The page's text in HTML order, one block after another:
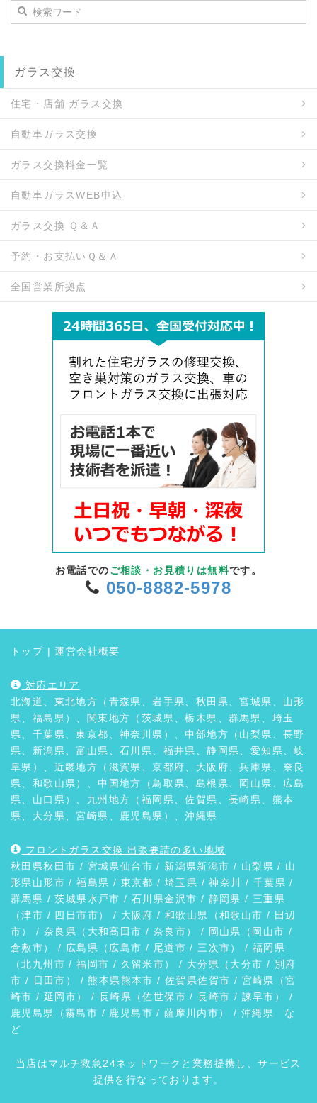
ガラス交換
住宅・店舗 ガラス交換
自動車ガラス交換
ガラス交換料金一覧
自動車ガラスWEB申込
ガラス交換 Ｑ＆Ａ
予約・お支払いＱ＆Ａ
全国営業所拠点
お電話での ご相談・お見積りは無料です。
050-8882-5978
トップ |運営会社概要
対応エリア
北海道、東北地方（青森県、岩手県、秋田県、宮城県、山形
県、福島県）、関東地方（茨城県、栃木県、群馬県、埼玉
県、千葉県、東京都、神奈川県）、中部地方（山梨県、長野
県、新潟県、富山県、石川県、福井県、静岡県、愛知県、岐
阜県）、近畿地方（滋賀県、京都府、大阪府、兵庫県、奈良
県、和歌山県）、中国地方（鳥取県、島根県、岡山県、広島
県、山口県）、九州地方（福岡県、佐賀県、長崎県、熊本
県、大分県、宮崎県、鹿児島県）、沖縄県
フロントガラス交換 出張要請の多い地域
秋田県秋田市 / 宮城県仙台市 / 新潟県新潟市 / 山梨県 / 山
形県 山形市 /福島県 / 東京都 / 埼玉県 / 神奈川 / 千葉県 /
群馬県 / 茨城県水戸市 / 石川県金沢市 / 静岡県 / 三重県
（津市 / 四日市市） / 大阪府 / 和歌山県（和歌山市 / 田辺
市） / 奈良県（ 大和高田市 / 奈良市） / 岡山県（ 岡山市 /
倉敷市） / 広島県（ 広島市 / 尾道市 / 三次市） / 福岡県
（北九州市 /福岡市 / 久留米市） / 大分県（ 大分市 / 別府
市 / 日田市 ） / 熊本県熊本市 / 佐賀県佐賀市 / 宮崎県（宮
崎市 /延岡市） / 長崎県（佐世保市 /長崎市 / 諫早市 ） /
鹿児島県（霧島市 / 鹿児島市 /薩摩川内市） / 沖縄県
な
ど
当店はマルチ救急24ネットワークと業務提携し、サービス
提供を行なっております。